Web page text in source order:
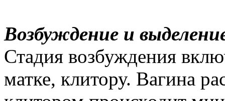
Возбуждение и
Стадия возбуждения
матке, клитору. Вагина